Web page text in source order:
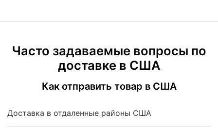
Часто задаваемые вопросы по
доставке в США
Как отправить товар в США
Доставка в отдаленные районы США